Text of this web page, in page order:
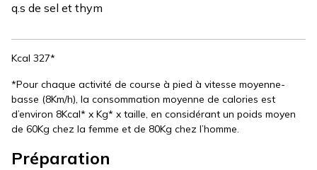
q.s de sel et thym
Kcal 327*
*Pour chaque activité de course à pied à vitesse moyenne-
basse (8Km/h), la consommation moyenne de calories est
d’environ 8Kcal* x Kg* x taille, en considérant un poids moyen
de 60Kg chez la femme et de 80Kg chez l’homme.
Préparation